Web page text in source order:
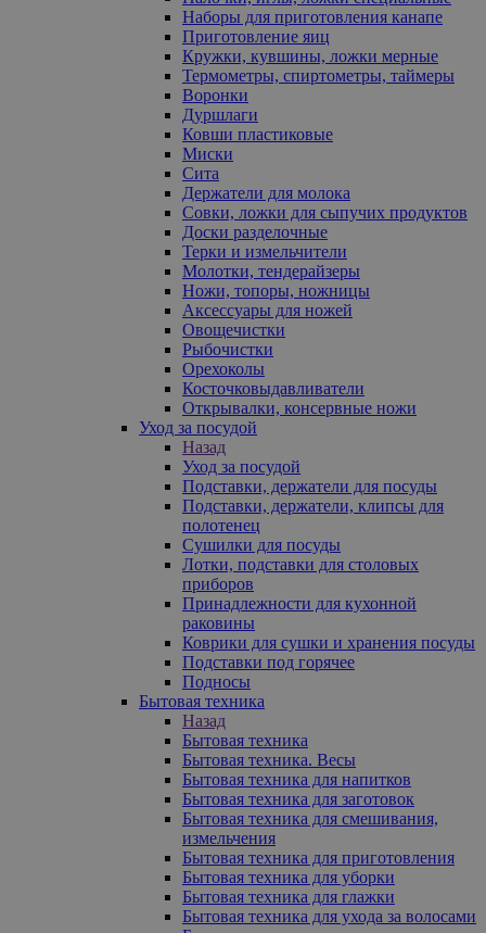
Наборы для приготовления канапе
Приготовление яиц
Кружки, кувшины, ложки мерные
Термометры, спиртометры, таймеры
Воронки
Дуршлаги
Ковши пластиковые
Миски
Сита
Держатели для молока
Совки, ложки для сыпучих продуктов
Доски разделочные
Терки и измельчители
Молотки, тендерайзеры
Ножи, топоры, ножницы
Аксессуары для ножей
Овощечистки
Рыбочистки
Орехоколы
Косточковыдавливатели
Открывалки, консервные ножи
Уход за посудой
Назад
Уход за посудой
Подставки, держатели для посуды
Подставки, держатели, клипсы для
полотенец
Сушилки для посуды
Лотки, подставки для столовых
приборов
Принадлежности для кухонной
раковины
Коврики для сушки и хранения посуды
Подставки под горячее
Подносы
Бытовая техника
Назад
Бытовая техника
Бытовая техника. Весы
Бытовая техника для напитков
Бытовая техника для заготовок
Бытовая техника для смешивания,
измельчения
Бытовая техника для приготовления
Бытовая техника для уборки
Бытовая техника для глажки
Бытовая техника для ухода за волосами